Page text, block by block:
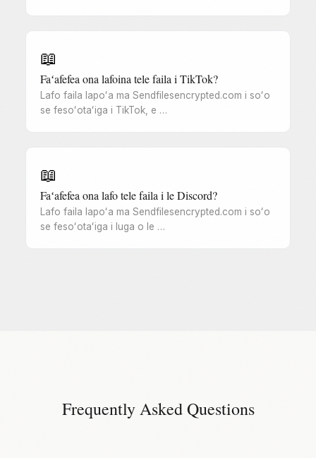
📖
Faʻafefea ona lafoina tele faila i TikTok?
Lafo faila lapoʻa ma Sendfilesencrypted.com i soʻo
se fesoʻotaʻiga i TikTok, e …
📖
Faʻafefea ona lafo tele faila i le Discord?
Lafo faila lapoʻa ma Sendfilesencrypted.com i soʻo
se fesoʻotaʻiga i luga o le …
Frequently Asked Questions